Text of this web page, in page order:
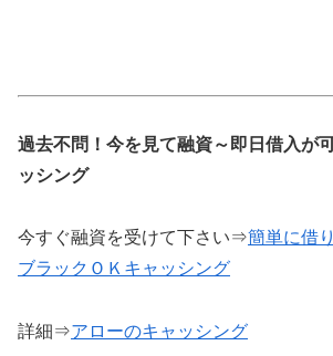
過去不問！今を見て融資～即日借入が
ッシング
今すぐ融資を受けて下さい⇒簡単に借
ブラックＯＫキャッシング
詳細⇒アローのキャッシング